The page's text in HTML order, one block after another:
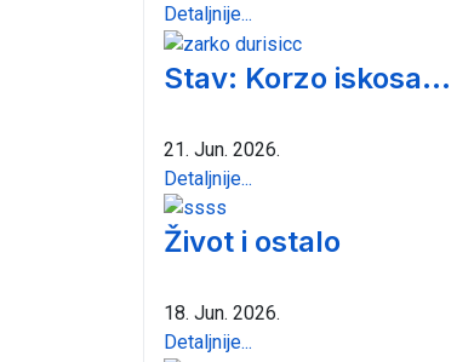
Detaljnije...
Stav: Korzo iskosa...
21. Jun. 2026.
Detaljnije...
Život i ostalo
18. Jun. 2026.
Detaljnije...